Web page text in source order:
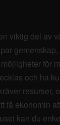
viktig del av
gemenskap,
för
och ha
resurser,
få ekonomin
kan du